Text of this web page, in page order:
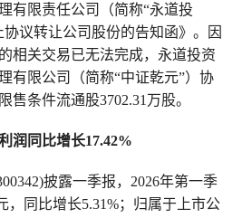
有限责任公司（简称“永道投
议转让公司股份的告知函》。因
相关交易已无法完成，永道投资
有限公司（简称“中证乾元”）协
售条件流通股3702.31万股。
润同比增长17.42%
披露一季报，2026年第一季
，同比增长5.31%；归属于上市公